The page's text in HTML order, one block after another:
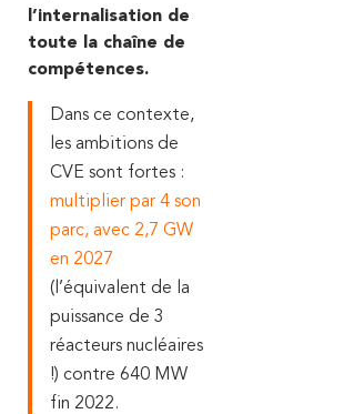
l’internalisation de
toute la chaîne de
compétences.
Dans ce contexte,
les ambitions de
CVE sont fortes :
multiplier par 4 son
parc, avec 2,7 GW
en 2027
(l’équivalent de la
puissance de 3
réacteurs nucléaires
!) contre 640 MW
fin 2022.